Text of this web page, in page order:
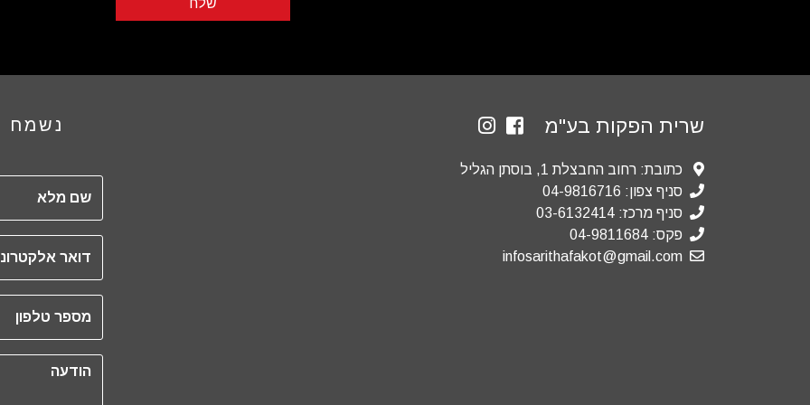
שלח
שרית הפקות בע"מ
כתובת: רחוב החבצלת 1, בוסתן הגליל
סניף צפון: 04-9816716
סניף מרכז: 03-6132414
פקס: 04-9811684
infosarithafakot@gmail.com
נשמח
הודעה